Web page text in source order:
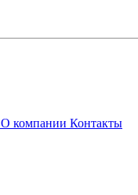
О компании Контакты